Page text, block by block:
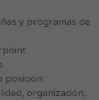
y programas de
posición:
organización,